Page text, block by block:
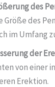
des
Größe des
im Umfang
der
von einer
Erektion.